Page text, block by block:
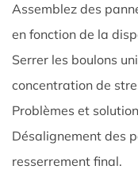
Guide
d'installation
du
réservoir
d'eau
acier
HDG
Assemblez des
en fonction de la
Serrer les boulons
concentration de
Problèmes et
Désalignement des
resserrement final.